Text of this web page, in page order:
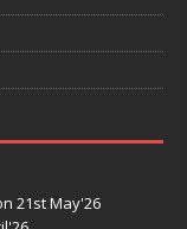
21st May'26